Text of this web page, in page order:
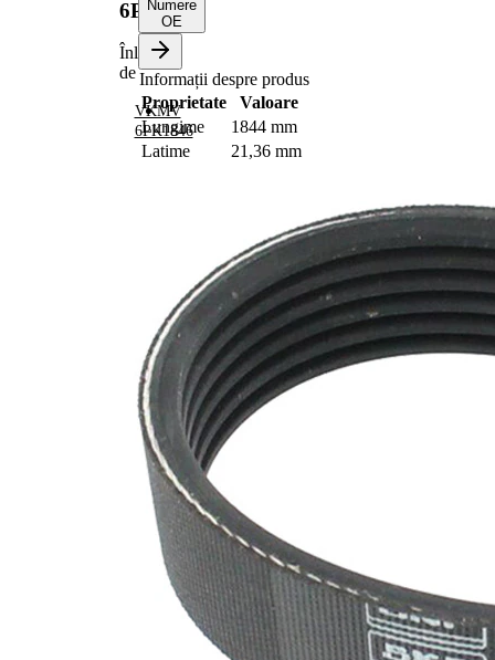
6PK1844
Înlocuit
de
VKMV
6PK1846
Numere
OE
Informații despre produs
Proprietate
Valoare
Lungime
1844 mm
Latime
21,36 mm
Nu sunt
disponibile
substante
SVHC
Material
curea
EPDM
(etilen
propilen
dienă
cauciuc)